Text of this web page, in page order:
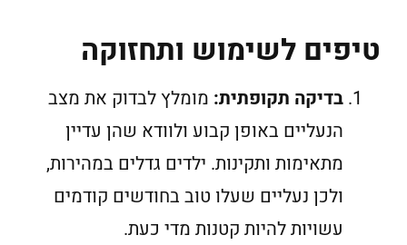
טיפים לשימוש ותחזוקה
בדיקה תקופתית: מומלץ לבדוק את מצב
הנעליים באופן קבוע ולוודא שהן עדיין
מתאימות ותקינות. ילדים גדלים במהירות,
ולכן נעליים שעלו טוב בחודשים קודמים
עשויות להיות קטנות מדי כעת.